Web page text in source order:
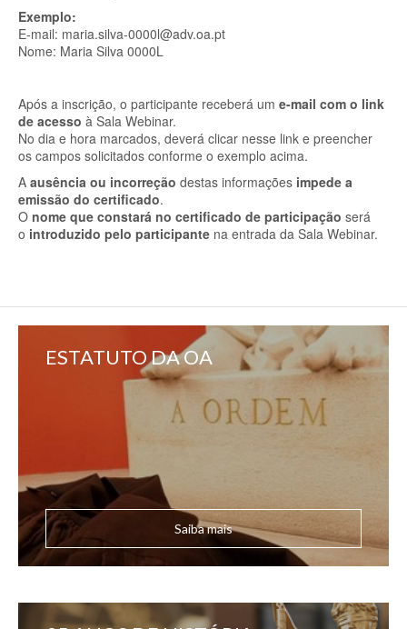
Exemplo:
E-mail: maria.silva-0000l@adv.oa.pt
Nome: Maria Silva 0000L
Após a inscrição, o participante receberá um e-mail com o link
de acesso à Sala Webinar.
No dia e hora marcados, deverá clicar nesse link e preencher
os campos solicitados conforme o exemplo acima.
A ausência ou incorreção destas informações impede a
emissão do certificado.
O nome que constará no certificado de participação será
o introduzido pelo participante na entrada da Sala Webinar.
ESTATUTO DA OA
Saiba mais